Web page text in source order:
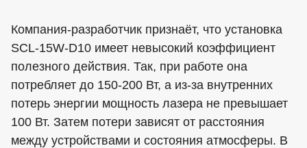
Компания-разработчик признаёт, что установка
SCL-15W-D10 имеет невысокий коэффициент
полезного действия. Так, при работе она
потребляет до 150-200 Вт, а из-за внутренних
потерь энергии мощность лазера не превышает
100 Вт. Затем потери зависят от расстояния
между устройствами и состояния атмосферы. В